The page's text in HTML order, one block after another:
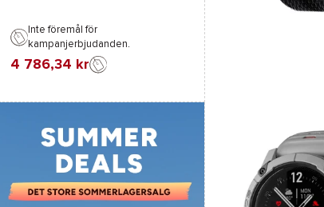
Inte föremål för
kampanjerbjudanden.
4 786,34 kr